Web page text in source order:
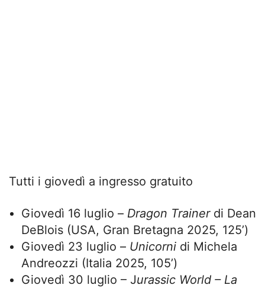
Tutti i giovedì a ingresso gratuito
Giovedì 16 luglio – Dragon Trainer di Dean
DeBlois (USA, Gran Bretagna 2025, 125’)
Giovedì 23 luglio – Unicorni di Michela
Andreozzi (Italia 2025, 105’)
Giovedì 30 luglio – Jurassic World – La